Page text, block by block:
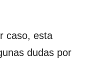
caso, esta
dudas por